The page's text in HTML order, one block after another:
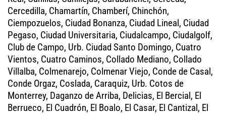
Cercedilla, Chamartín, Chamberí, Chinchón,
Ciempozuelos, Ciudad Bonanza, Ciudad Lineal, Ciudad
Pegaso, Ciudad Universitaria, Ciudalcampo, Ciudalgolf,
Club de Campo, Urb. Ciudad Santo Domingo, Cuatro
Vientos, Cuatro Caminos, Collado Mediano, Collado
Villalba, Colmenarejo, Colmenar Viejo, Conde de Casal,
Conde Orgaz, Coslada, Caraquiz, Urb. Cotos de
Monterrey, Daganzo de Arriba, Delicias, El Bercial, El
Berrueco, El Cuadrón, El Boalo, El Casar, El Cantizal, El